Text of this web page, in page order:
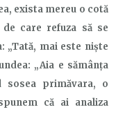
exista mereu o cotă
care refuza să se
„Tată, mai este niște
„Aia e sămânța
primăvara, o
că ai analiza